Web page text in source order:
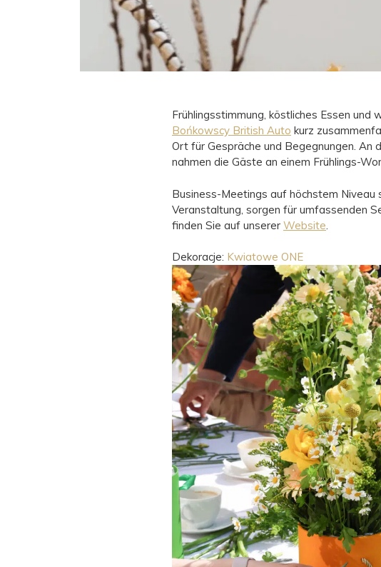
Frühlingsstimmung, köstliches Essen
Bońkowscy British Auto kurz
Ort für Gespräche und Begegnungen. An
nahmen die Gäste an einem Frühlings-
Business-Meetings auf höchstem
Veranstaltung, sorgen für umfassenden
finden Sie auf unserer Website
Dekoracje: Kwiatowe ONE